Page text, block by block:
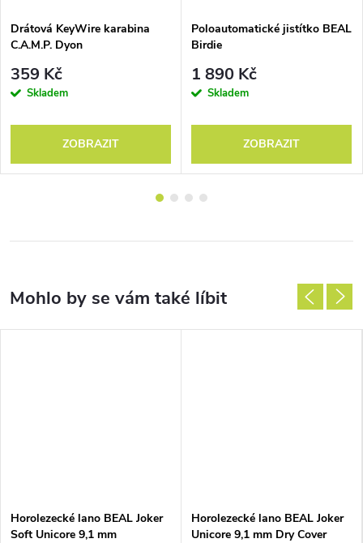
Drátová KeyWire karabina
C.A.M.P. Dyon
359 Kč
Skladem
ZOBRAZIT
Poloautomatické jistítko BEAL
Birdie
1 890 Kč
Skladem
ZOBRAZIT
Horolezecké lano BEAL Joker
Soft Unicore 9,1 mm
Horolezecké lano BEAL Joker
Unicore 9,1 mm Dry Cover